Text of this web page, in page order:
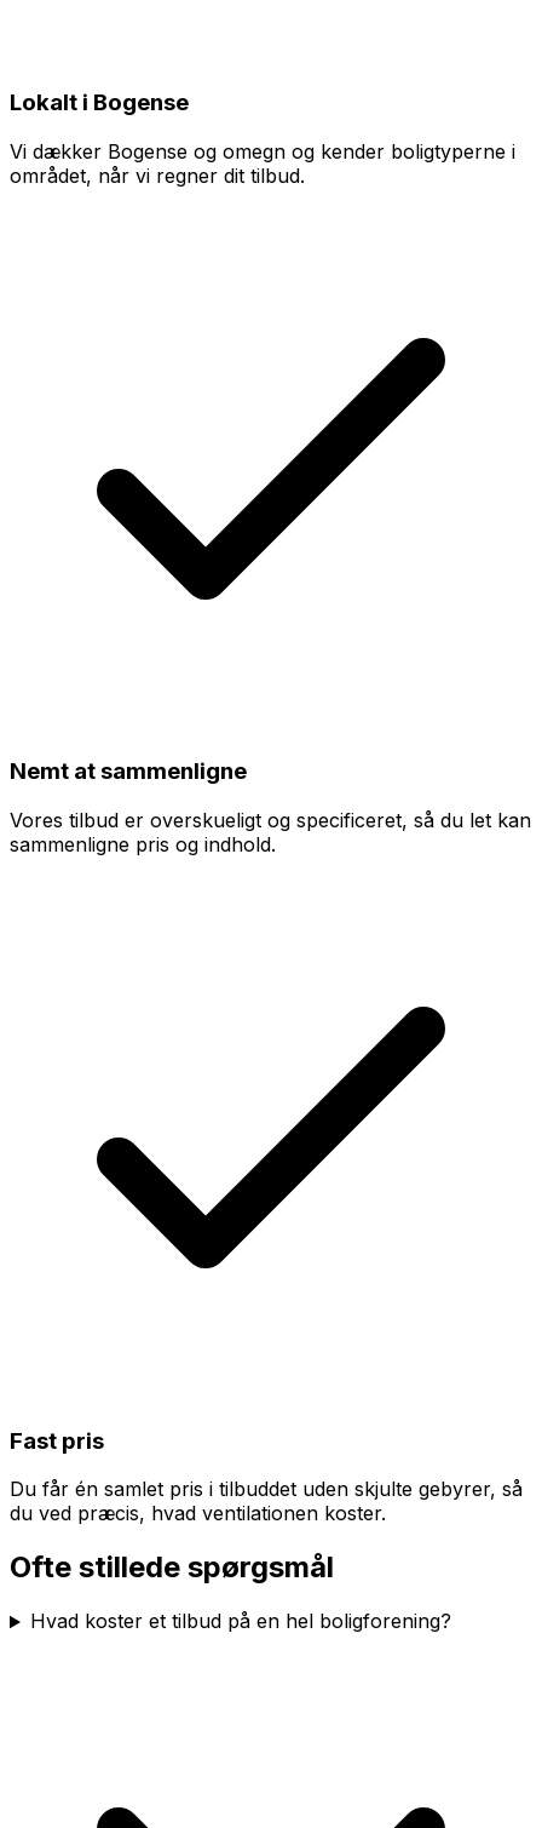
Lokalt i Bogense
Vi dækker Bogense og omegn og kender boligtyperne i
området, når vi regner dit tilbud.
Nemt at sammenligne
Vores tilbud er overskueligt og specificeret, så du let kan
sammenligne pris og indhold.
Fast pris
Du får én samlet pris i tilbuddet uden skjulte gebyrer, så
du ved præcis, hvad ventilationen koster.
Ofte stillede spørgsmål
Hvad koster et tilbud på en hel boligforening?